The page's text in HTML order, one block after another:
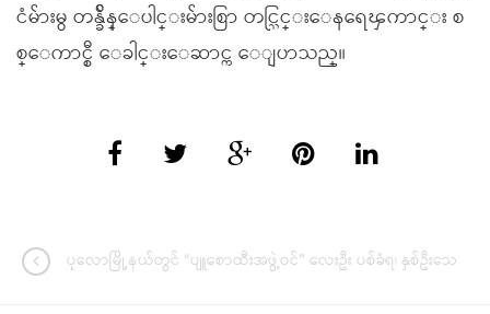
ငံမ်ားမွ တန္ခ်ိန္ေပါင္းမ်ားစြာ တင္သြင္းေနရေၾကာင္း စ
စ္ေကာင္စီ ေခါင္းေဆာင္က ေျပာသည္။
ပုလောမြို့နယ်တွင် “ပျူစောထီးအဖွဲ့ဝင်” လေးဦး ပစ်ခံရ၊ နှစ်ဦးသေ